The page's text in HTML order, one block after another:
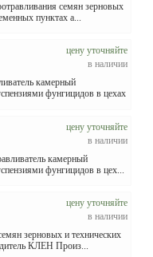
семян зерновых
пунктах а...
цену уточняйте
в наличии
камерный
фунгицидов в цехах
цену уточняйте
в наличии
камерный
фунгицидов в цех...
цену уточняйте
в наличии
зерновых и технических
КЛЕН Произ...